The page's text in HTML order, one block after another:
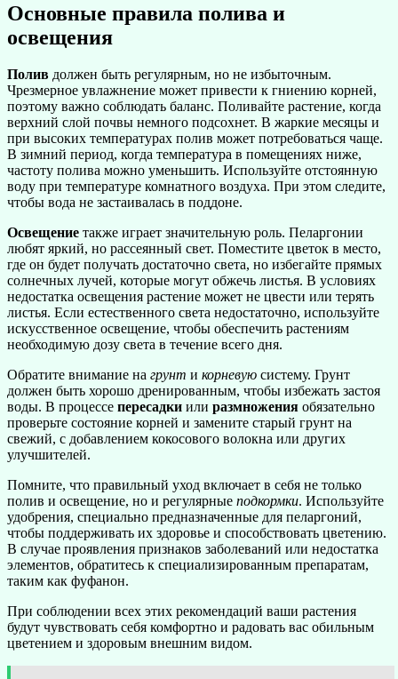
Основные правила полива и
освещения
Полив должен быть регулярным, но не избыточным.
Чрезмерное увлажнение может привести к гниению корней,
поэтому важно соблюдать баланс. Поливайте растение, когда
верхний слой почвы немного подсохнет. В жаркие месяцы и
при высоких температурах полив может потребоваться чаще.
В зимний период, когда температура в помещениях ниже,
частоту полива можно уменьшить. Используйте отстоянную
воду при температуре комнатного воздуха. При этом следите,
чтобы вода не застаивалась в поддоне.
Освещение также играет значительную роль. Пеларгонии
любят яркий, но рассеянный свет. Поместите цветок в место,
где он будет получать достаточно света, но избегайте прямых
солнечных лучей, которые могут обжечь листья. В условиях
недостатка освещения растение может не цвести или терять
листья. Если естественного света недостаточно, используйте
искусственное освещение, чтобы обеспечить растениям
необходимую дозу света в течение всего дня.
Обратите внимание на грунт и корневую систему. Грунт
должен быть хорошо дренированным, чтобы избежать застоя
воды. В процессе пересадки или размножения обязательно
проверьте состояние корней и замените старый грунт на
свежий, с добавлением кокосового волокна или других
улучшителей.
Помните, что правильный уход включает в себя не только
полив и освещение, но и регулярные подкормки. Используйте
удобрения, специально предназначенные для пеларгоний,
чтобы поддерживать их здоровье и способствовать цветению.
В случае проявления признаков заболеваний или недостатка
элементов, обратитесь к специализированным препаратам,
таким как фуфанон.
При соблюдении всех этих рекомендаций ваши растения
будут чувствовать себя комфортно и радовать вас обильным
цветением и здоровым внешним видом.